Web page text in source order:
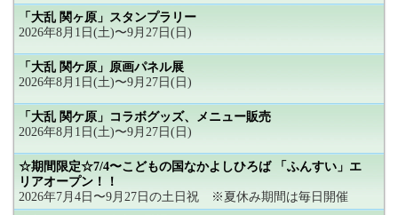
「大乱 関ヶ原」スタンプラリー
2026年8月1日(土)〜9月27日(日)
「大乱 関ケ原」原画パネル展
2026年8月1日(土)〜9月27日(日)
「大乱 関ケ原」コラボグッズ、メニュー販売
2026年8月1日(土)〜9月27日(日)
☆期間限定☆7/4〜こどもの国なかよしひろば 「ふんすい」エ
リアオープン！！
2026年7月4日〜9月27日の土日祝 ※夏休み期間は毎日開催